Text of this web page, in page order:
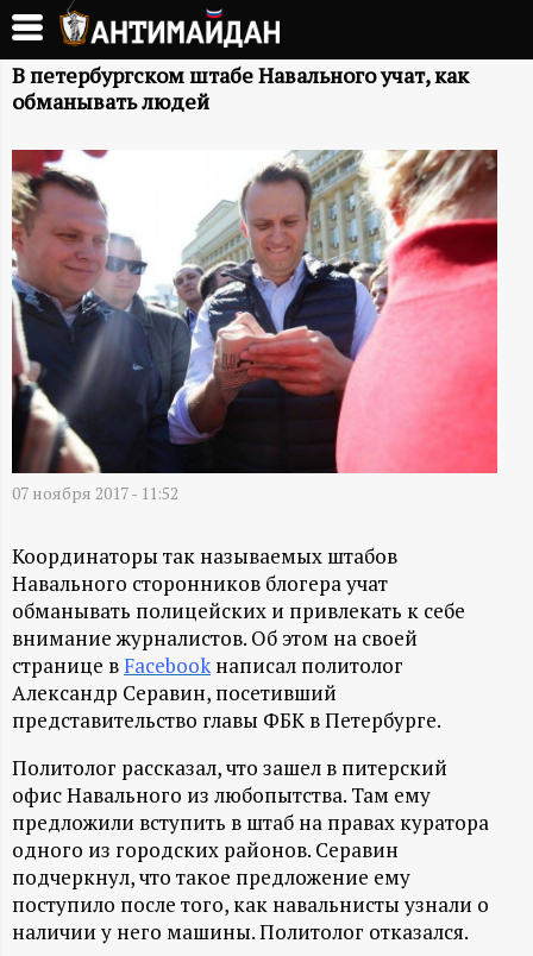
Перейти
основному
содержанию
А
Т
И
М
А
Й
Д
Н
-
и
н
ф
о
р
В петербургском штабе Навального учат, как
обманывать людей
07 ноября 2017 - 11:52
Координаторы так называемых штабов
Навального сторонников блогера учат
обманывать полицейских и привлекать к себе
внимание журналистов. Об этом на своей
странице в Facebookнаписал политолог
Александр Серавин, посетивший
представительство главы ФБК в Петербурге.
Политолог рассказал, что зашел в питерский
офис Навального из любопытства. Там ему
предложили вступить в штаб на правах куратора
одного из городских районов. Серавин
подчеркнул, что такое предложение ему
поступило после того, как навальнисты узнали о
наличии у него машины. Политолог отказался.